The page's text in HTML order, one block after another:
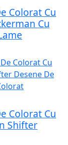
Colorat Cu
Cu
Colorat Cu
Shifter